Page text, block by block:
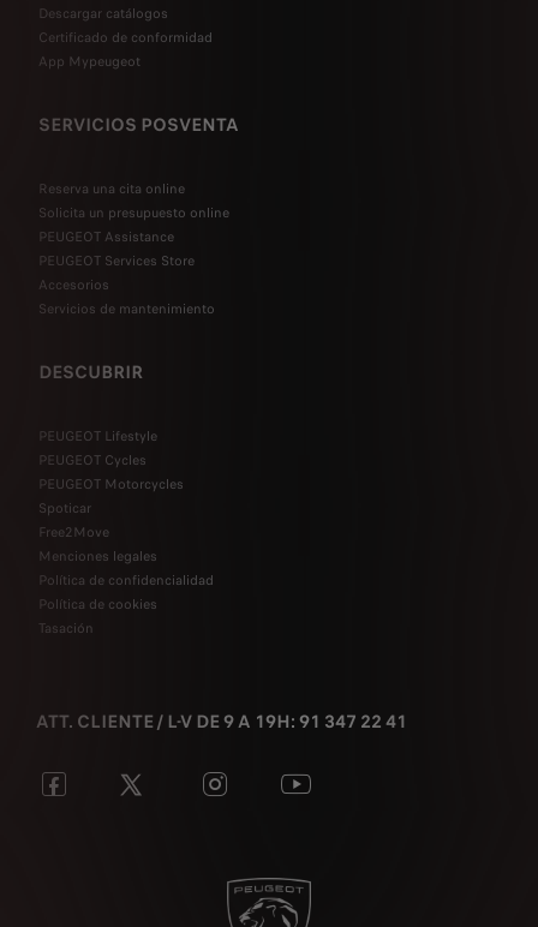
Descargar catálogos
Certificado de conformidad
App Mypeugeot
SERVICIOS POSVENTA
Reserva una cita online
Solicita un presupuesto online
PEUGEOT Assistance
PEUGEOT Services Store
Accesorios
Servicios de mantenimiento
DESCUBRIR
PEUGEOT Lifestyle
PEUGEOT Cycles
PEUGEOT Motorcycles
Spoticar
Free2Move
Menciones legales
Política de confidencialidad
Política de cookies
Tasación
ATT. CLIENTE / L-V DE 9 A 19H: 91 347 22 41